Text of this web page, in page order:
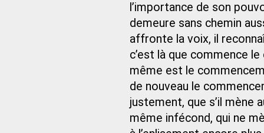
l’importance de son
demeure sans chemin
affronte la voix, il
c’est là que commence
même est le
de nouveau le
justement, que s’il mène
même infécond, qui ne